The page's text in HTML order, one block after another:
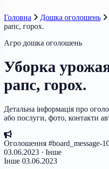
Головна
Дошка оголошень
рапс, горох.
Агро дошка оголошень
Уборка
рапс, горох.
Детальна інформація про
або послуги, фото, контакти
Оголошення #board_message-
03.06.2023 · Інше
Інше 03.06.2023